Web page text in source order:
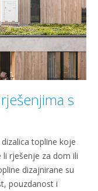
s
topline koje
rješenje za dom ili
dizajnirane su
pouzdanost i